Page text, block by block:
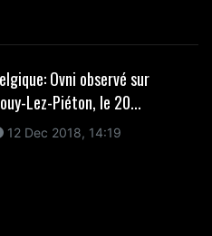
Ovni observé sur
Lez-Piéton, le 20...
12 Dec 2018, 14:19